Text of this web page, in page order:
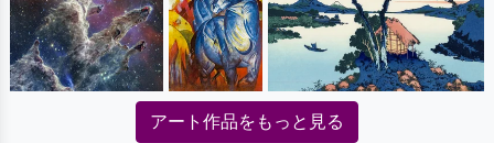
アート作品をもっと見る